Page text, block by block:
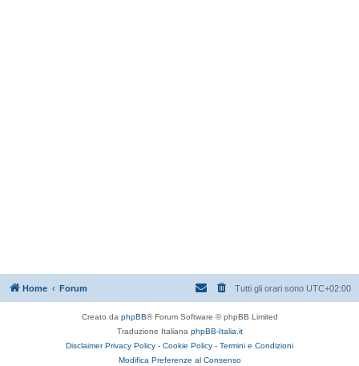
Home Forum Tutti gli orari sono UTC+02:00
Creato da phpBB® Forum Software © phpBB Limited
Traduzione Italiana phpBB-Italia.it
Disclaimer Privacy Policy - Cookie Policy - Termini e Condizioni
Modifica Preferenze al Consenso